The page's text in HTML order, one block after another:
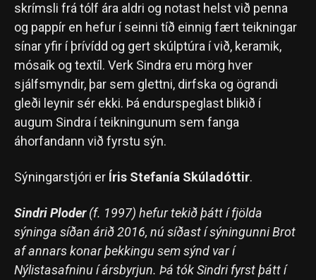
skrímsli frá tólf ára aldri og notast helst við penna
og pappír en hefur í seinni tíð einnig fært teikningar
sínar yfir í þrívídd og gert skúlptúra í við, keramik,
mósaík og textíl. Verk Sindra eru mörg hver
sjálfsmyndir, þar sem glettni, dirfska og ögrandi
gleði leynir sér ekki. Þá endurspeglast blikið í
augum Sindra í teikningunum sem fanga
áhorfandann við fyrstu sýn.
Sýningarstjóri er Íris Stefanía Skúladóttir.
Sindri Ploder(f. 1997) hefur tekið þátt í fjölda
sýninga síðan árið 2016, nú síðast í sýningunni Brot
af annars konar þekkingu sem sýnd var í
Nýlistasafninu í ársbyrjun. Þá tók Sindri fyrst þátt í